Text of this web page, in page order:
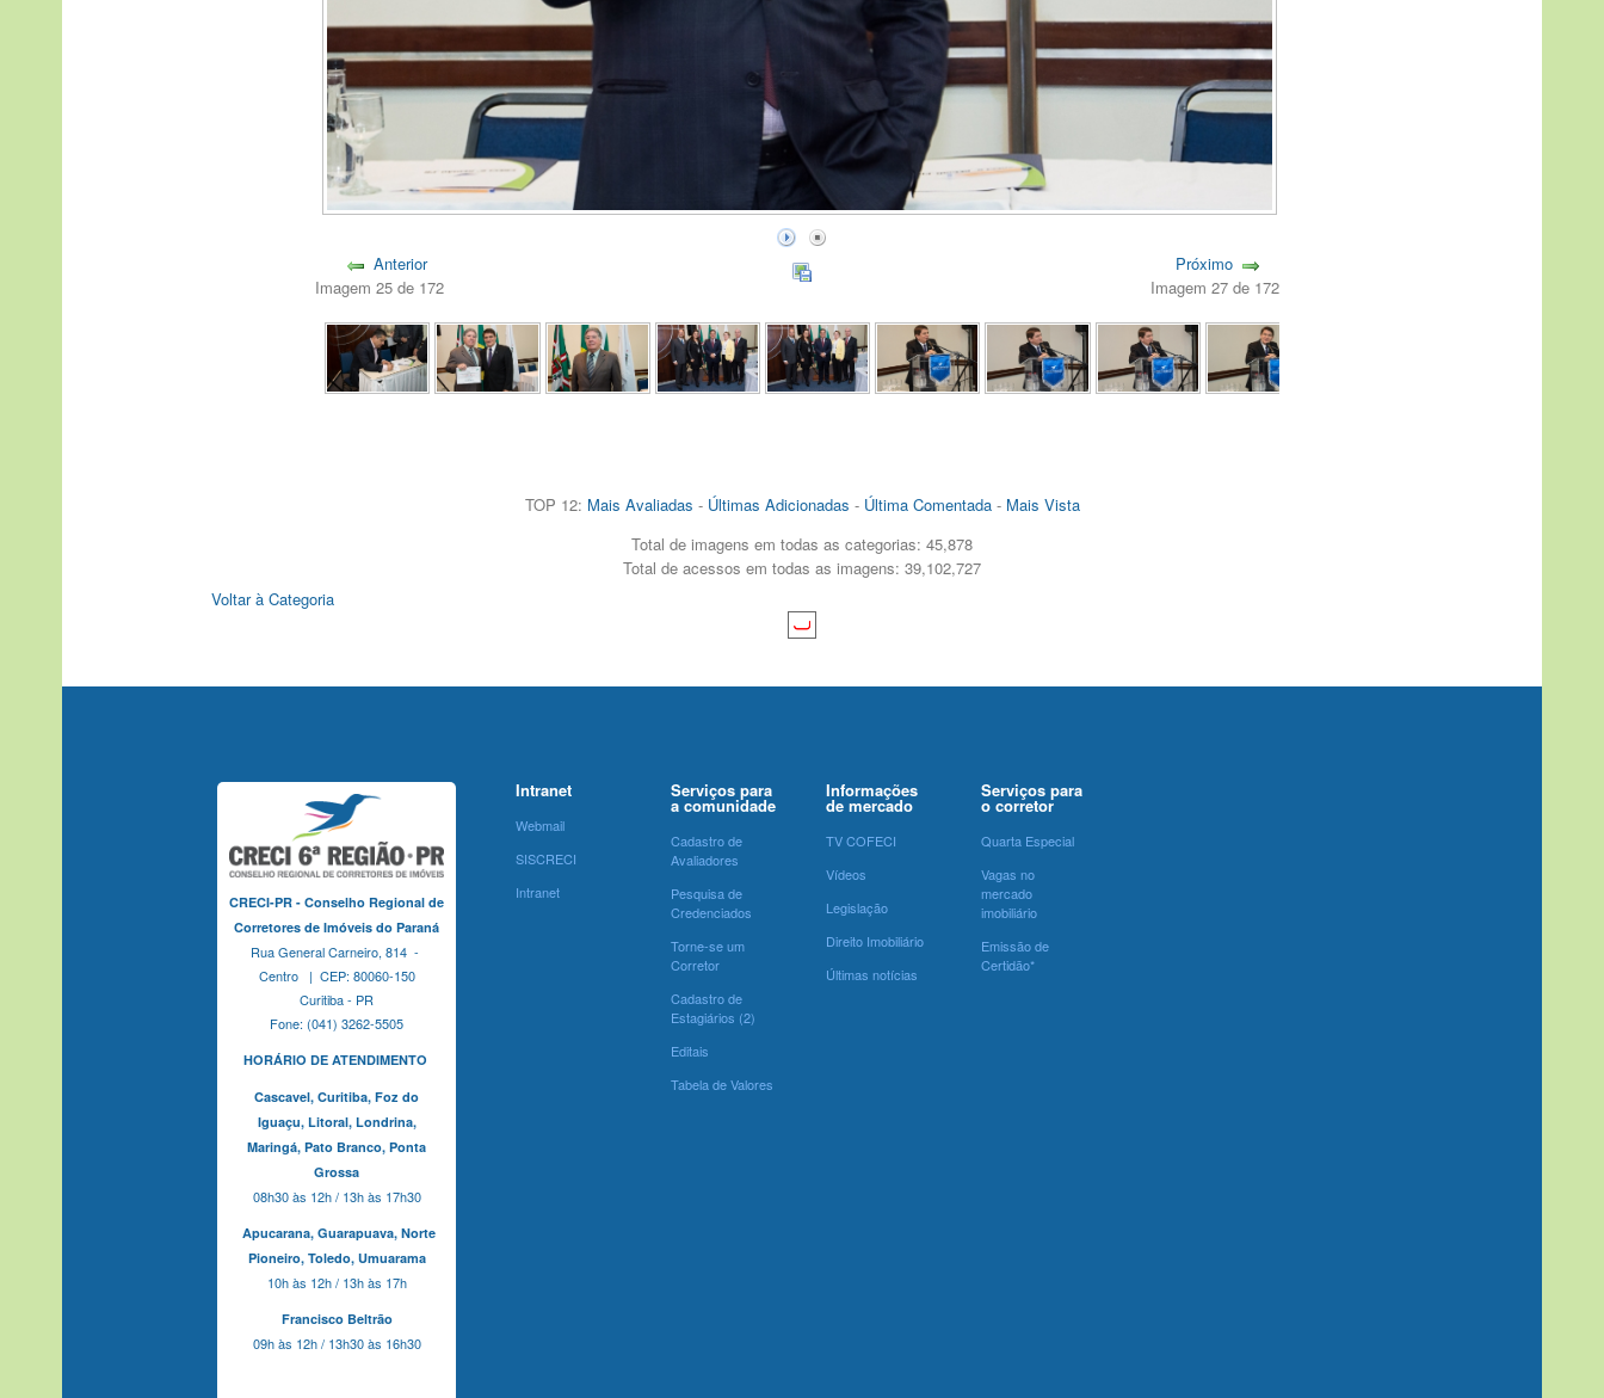
Anterior
Imagem 25 de 172
Próximo
Imagem 27 de 172
TOP 12: Mais Avaliadas - Últimas Adicionadas - Última Comentada- Mais Vista
Total de imagens em todas as categorias: 45,878
Total de acessos em todas as imagens: 39,102,727
Voltar à Categoria
CRECI-PR - Conselho Regional de
Corretores de Imóveis do Paraná
Rua General Carneiro, 814 -
Centro | CEP: 80060-150
Curitiba - PR
Fone: (041) 3262-5505
HORÁRIO DE ATENDIMENTO
Cascavel, Curitiba, Foz do
Iguaçu, Litoral, Londrina,
Maringá, Pato Branco, Ponta
Grossa
08h30 às 12h / 13h às 17h30
Apucarana, Guarapuava, Norte
Pioneiro, Toledo, Umuarama
10h às 12h / 13h às 17h
Francisco Beltrão
09h às 12h / 13h30 às 16h30
Intranet
Webmail
SISCRECI
Intranet
Serviços para
a comunidade
Cadastro de
Avaliadores
Pesquisa de
Credenciados
Torne-se um
Corretor
Cadastro de
Estagiários (2)
Editais
Tabela de Valores
Informações
de mercado
TV COFECI
Vídeos
Legislação
Direito Imobiliário
Últimas notícias
Serviços para
o corretor
Quarta Especial
Vagas no
mercado
imobiliário
Emissão de
Certidão*